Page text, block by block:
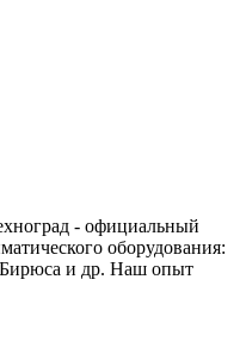
- официальный
оборудования:
и др. Наш опыт